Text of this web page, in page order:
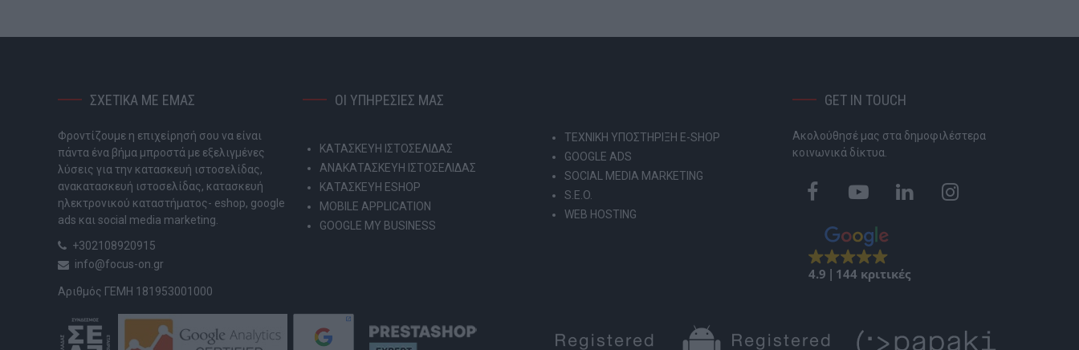
ΣΧΕΤΙΚΑ ΜΕ ΕΜΑΣ
Φροντίζουμε η επιχείρησή σου να είναι
πάντα ένα βήμα μπροστά με εξελιγμένες
λύσεις για την κατασκευή ιστοσελίδας,
ανακατασκευή ιστοσελίδας, κατασκευή
ηλεκτρονικού καταστήματος- eshop, google
ads και social media marketing.
+302108920915
info@focus-on.gr
Αριθμός ΓΕΜΗ 181953001000
ΟΙ ΥΠΗΡΕΣΙΕΣ ΜΑΣ
ΚΑΤΑΣΚΕΥΗ ΙΣΤΟΣΕΛΙΔΑΣ
ΑΝΑΚΑΤΑΣΚΕΥΗ ΙΣΤΟΣΕΛΙΔΑΣ
ΚΑΤΑΣΚΕΥΗ ESHOP
MOBILE APPLICATION
GOOGLE MY BUSINESS
ΤΕΧΝΙΚΗ ΥΠΟΣΤΗΡΙΞΗ E-SHOP
GOOGLE ADS
SOCIAL MEDIA MARKETING
S.E.O.
WEB HOSTING
GET IN TOUCH
Ακολούθησέ μας στα δημοφιλέστερα
κοινωνικά δίκτυα.
4.9 144 κριτικές